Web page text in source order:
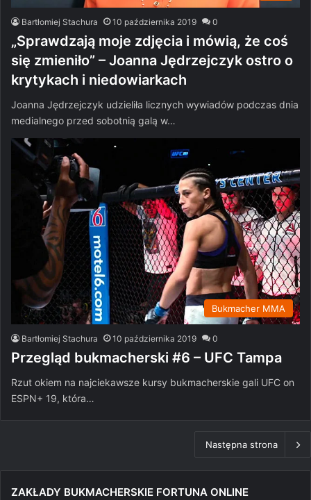
Bartłomiej Stachura 10 października 2019 0
„Sprawdzają moje zdjęcia i mówią, że coś
się zmieniło” – Joanna Jędrzejczyk ostro o
krytykach i niedowiarkach
Joanna Jędrzejczyk udzieliła licznych wywiadów podczas dnia
medialnego przed sobotnią galą w…
Bukmacher MMA
Bartłomiej Stachura 10 października 2019 0
Przegląd bukmacherski #6 – UFC Tampa
Rzut okiem na najciekawsze kursy bukmacherskie gali UFC on
ESPN+ 19, która…
Następna strona
ZAKŁADY BUKMACHERSKIE FORTUNA ONLINE